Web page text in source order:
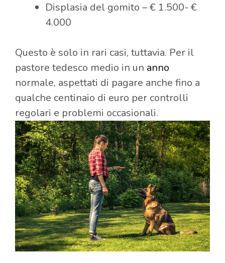
Displasia del gomito – € 1.500- €
4.000
Questo è solo in rari casi, tuttavia. Per il
pastore tedesco medio in un anno
normale, aspettati di pagare anche fino a
qualche centinaio di euro per controlli
regolari e problemi occasionali.